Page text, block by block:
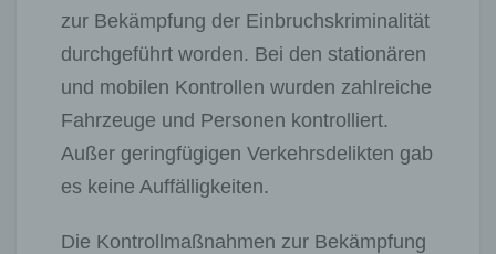
zur Bekämpfung der Einbruchskriminalität
durchgeführt worden. Bei den stationären
und mobilen Kontrollen wurden zahlreiche
Fahrzeuge und Personen kontrolliert.
Außer geringfügigen Verkehrsdelikten gab
es keine Auffälligkeiten.
Die Kontrollmaßnahmen zur Bekämpfung